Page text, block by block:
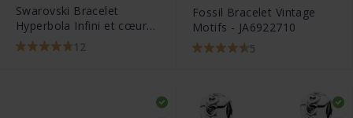
Swarovski Bracelet
Hyperbola Infini et cœur
Blanc Métal rhodié -
5524421
12
Fossil Bracelet Vintage
Motifs - JA6922710
5